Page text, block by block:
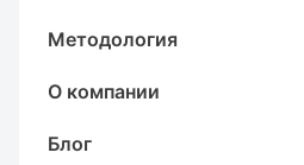
Методология
О компании
Блог